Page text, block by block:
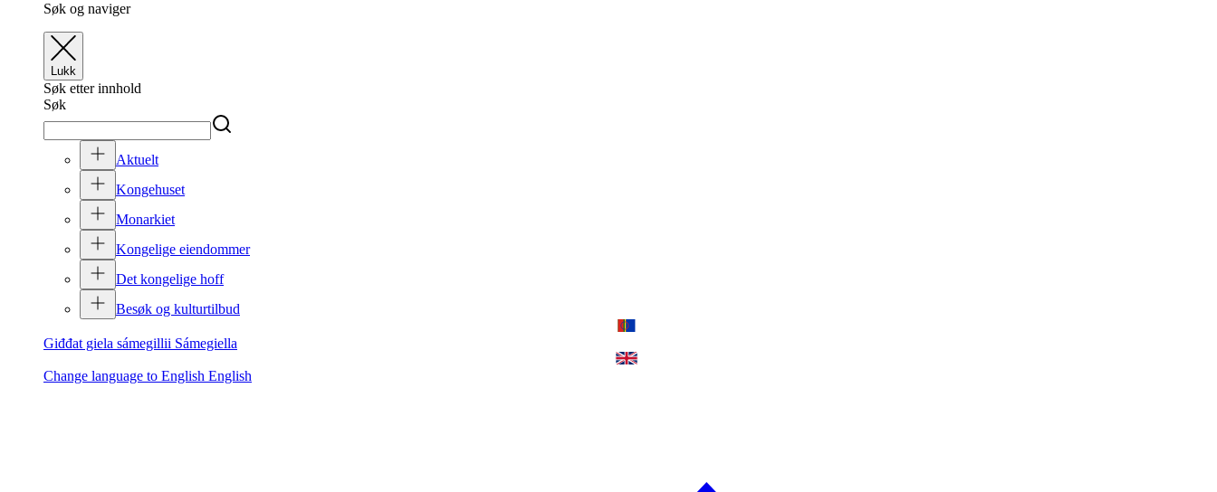
Søk og naviger
Lukk
Søk etter innhold
Søk
Aktuelt
Kongehuset
Monarkiet
Kongelige eiendommer
Det kongelige hoff
Besøk og kulturtilbud
Giđđat giela sámegillii Sámegiella
Change language to English English